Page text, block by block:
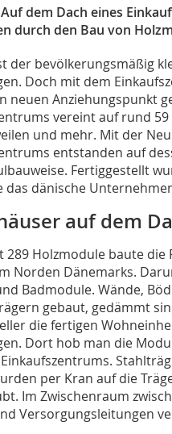
dem Dach eines
durch den Bau von
der bevölkerungsmäßig
Doch mit dem
neuen Anziehungspunkt
vereint auf rund
und mehr. Mit der
entstanden auf
Fertiggestellt
das dänische
auf dem
289 Holzmodule baute
Norden Dänemarks.
Badmodule. Wände,
gebaut, gedämmt
die fertigen
Dort hob man die
per Kran auf die
Im Zwischenraum
Versorgungsleitungen